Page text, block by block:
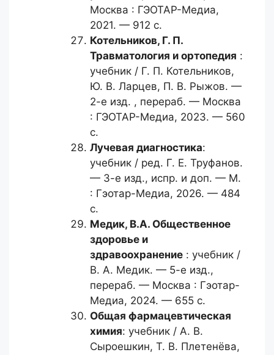
Москва : ГЭОТАР-Медиа,
2021. — 912 с.
Котельников, Г. П.
Травматология и ортопедия :
учебник / Г. П. Котельников,
Ю. В. Ларцев, П. В. Рыжов. —
2-е изд. , перераб. — Москва
: ГЭОТАР-Медиа, 2023. — 560
с.
Лучевая диагностика:
учебник / ред. Г. Е. Труфанов.
— 3-е изд., испр. и доп. — М.
: Гэотар-Медиа, 2026. — 484
с.
Медик, В.А. Общественное
здоровье и
здравоохранение : учебник /
В. А. Медик. — 5-е изд.,
перераб. — Москва : Гэотар-
Медиа, 2024. — 655 с.
Общая фармацевтическая
химия: учебник / А. В.
Сыроешкин, Т. В. Плетенёва,